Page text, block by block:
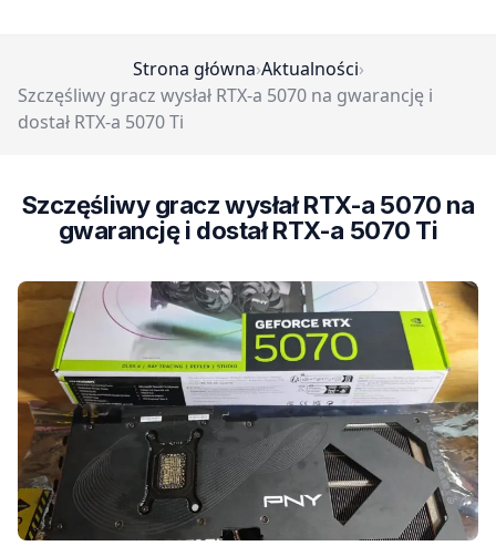
Strona główna›Aktualności›
Szczęśliwy gracz wysłał RTX-a 5070 na gwarancję i
dostał RTX-a 5070 Ti
Szczęśliwy gracz wysłał RTX-a 5070 na
gwarancję i dostał RTX-a 5070 Ti